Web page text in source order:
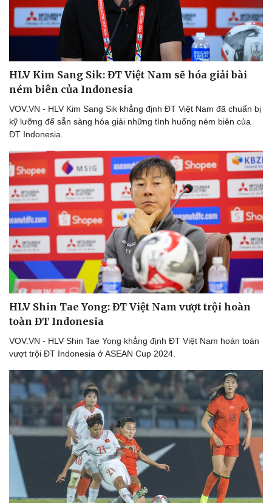
Thể thao
Bóng đá
Lịch thi đấu bóng đá
Thế giới thể thao
eSports
Hậu trường
Ô tô - Xe máy
Ô tô
Xe máy
Tư vấn
HLV Kim Sang Sik: ĐT Việt Nam sẽ hóa giải bài
ném biên của Indonesia
VOV.VN - HLV Kim Sang Sik khẳng định ĐT Việt Nam đã chuẩn bị
kỹ lưỡng để sẵn sàng hóa giải những tình huống ném biên của
ĐT Indonesia.
HLV Shin Tae Yong: ĐT Việt Nam vượt trội hoàn
toàn ĐT Indonesia
VOV.VN - HLV Shin Tae Yong khẳng định ĐT Việt Nam hoàn toàn
vượt trội ĐT Indonesia ở ASEAN Cup 2024.